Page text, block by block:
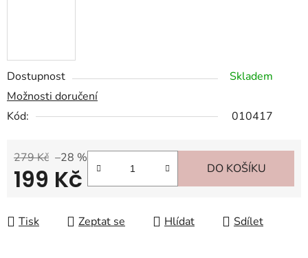
Dostupnost
Skladem
Možnosti doručení
Kód:
010417
279 Kč –28 %
199 Kč DO KOŠÍKU
Tisk Zeptat se Hlídat Sdílet